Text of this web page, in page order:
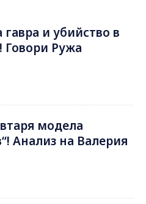
гавра и убийство в
Говори Ружа
модела
Анализ на Валерия